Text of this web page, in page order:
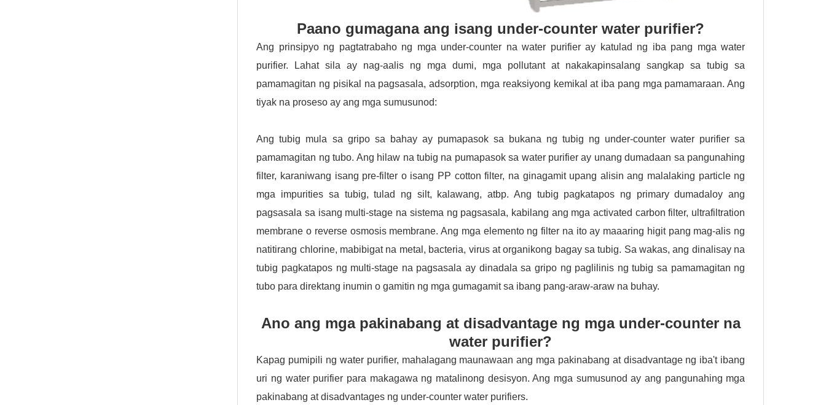
Paano gumagana ang isang under-counter water purifier?
Ang prinsipyo ng pagtatrabaho ng mga under-counter na water purifier ay katulad ng iba pang mga water
purifier. Lahat sila ay nag-aalis ng mga dumi, mga pollutant at nakakapinsalang sangkap sa tubig sa
pamamagitan ng pisikal na pagsasala, adsorption, mga reaksiyong kemikal at iba pang mga pamamaraan. Ang
tiyak na proseso ay ang mga sumusunod:
Ang tubig mula sa gripo sa bahay ay pumapasok sa bukana ng tubig ng under-counter water purifier sa
pamamagitan ng tubo. Ang hilaw na tubig na pumapasok sa water purifier ay unang dumadaan sa pangunahing
filter, karaniwang isang pre-filter o isang PP cotton filter, na ginagamit upang alisin ang malalaking particle ng
mga impurities sa tubig, tulad ng silt, kalawang, atbp. Ang tubig pagkatapos ng primary dumadaloy ang
pagsasala sa isang multi-stage na sistema ng pagsasala, kabilang ang mga activated carbon filter, ultrafiltration
membrane o reverse osmosis membrane. Ang mga elemento ng filter na ito ay maaaring higit pang mag-alis ng
natitirang chlorine, mabibigat na metal, bacteria, virus at organikong bagay sa tubig. Sa wakas, ang dinalisay na
tubig pagkatapos ng multi-stage na pagsasala ay dinadala sa gripo ng paglilinis ng tubig sa pamamagitan ng
tubo para direktang inumin o gamitin ng mga gumagamit sa ibang pang-araw-araw na buhay.
Ano ang mga pakinabang at disadvantage ng mga under-counter na
water purifier?
Kapag pumipili ng water purifier, mahalagang maunawaan ang mga pakinabang at disadvantage ng iba't ibang
uri ng water purifier para makagawa ng matalinong desisyon. Ang mga sumusunod ay ang pangunahing mga
pakinabang at disadvantages ng under-counter water purifiers.